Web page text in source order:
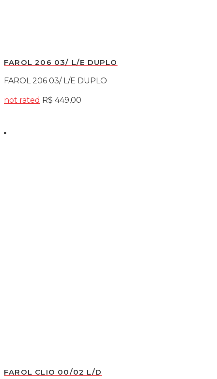
FAROL 206 03/ L/E DUPLO
FAROL 206 03/ L/E DUPLO
not rated R$ 449,00
FAROL CLIO 00/02 L/D